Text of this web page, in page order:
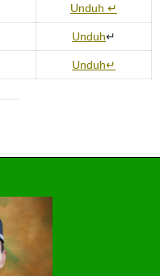
Unduh ↵
Unduh↵
Unduh↵